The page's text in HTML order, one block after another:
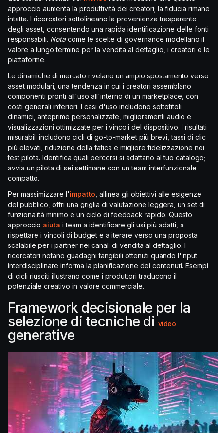
approccio aumenta la produttività dei creatori; la fiducia rimane
intatta. I ricercatori sottolineano la provenienza trasparente
degli asset, consentendo una rapida identificazione delle fonti
responsabili. Notacome le scelte di governance modellano il
valore a lungo termine per la vendita al dettaglio, i creatori e le
piattaforme.
Le dinamiche di mercato rivelano un ampio spostamento verso
asset modulari, una tendenza in cui i creatori assemblano
componenti pronti all'uso all'interno di un marketplace, con
costi generali inferiori. I casi d'uso includono sottotitoli
dinamici, anteprime personalizzate, miglioramenti audio e
visualizzazioni ottimizzate per i vincoli del dispositivo. I risultati
misurabili includono cicli di go-to-market più brevi, tassi di clic
più elevati, riduzione della fatica e migliore fidelizzazione nei
test pilota. Identifica quali percorsi si adattano al tuo catalogo;
avvia un pilota di sei settimane con un team interfunzionale
compatto.
Per massimizzare l'impatto , allinea gli obiettivi alle esigenze
del pubblico, offri una griglia di valutazione leggera, un set di
funzionalità minimo e un ciclo di feedback rapido. Questo
approccio aiuta i team a identificare gli usi più adatti, a
rispettare i vincoli di budget e a iterare verso una proposta
scalabile per i partner nei canali di vendita al dettaglio. I
ricercatori notano guadagni tangibili ottenuti quando l'input
interdisciplinare informa la pianificazione dei contenuti. Esempi
di cicli riusciti illustrano come i produttori traducono il
potenziale creativo in valore commerciale.
Framework decisionale per la
selezione di tecniche di video
generative